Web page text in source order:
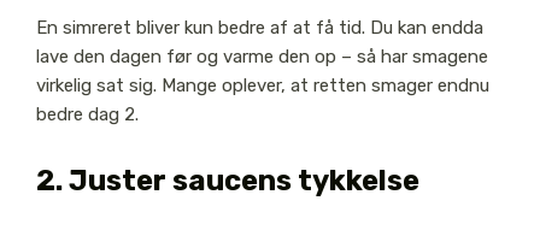
En simreret bliver kun bedre af at få tid. Du kan endda
lave den dagen før og varme den op – så har smagene
virkelig sat sig. Mange oplever, at retten smager endnu
bedre dag 2.
2. Juster saucens tykkelse